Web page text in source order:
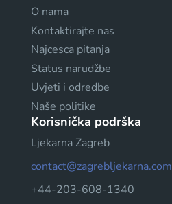
O nama
Kontaktirajte nas
Najcesca pitanja
Status narudžbe
Uvjeti i odredbe
Naše politike
Korisnička podrška
Ljekarna Zagreb
contact@zagrebljekarna.com
+44-203-608-1340